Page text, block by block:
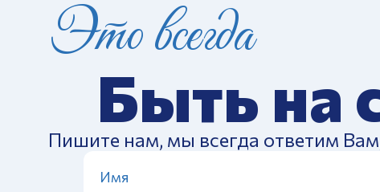
Это всегда
Быть на
Пишите нам, мы всегда ответим